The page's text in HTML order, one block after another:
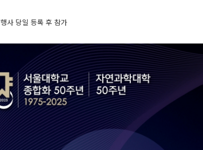
행사 당일 등록 후 참가